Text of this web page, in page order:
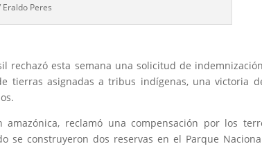
Eraldo Peres
rechazó esta semana una solicitud de
tierras asignadas a tribus indígenas, una victoria
reclamó una compensación por los
se construyeron dos reservas en el Parque